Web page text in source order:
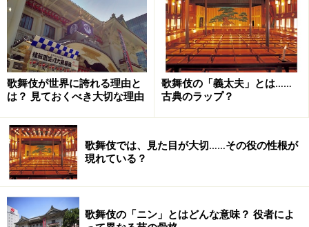
吉原に身を売って作ってくれたお金です。そして劇中で
は長兵衛さんはこのお金を約一年以内に（故・勘三郎さ
んの場合。菊五郎さんが演じる時は四ヶ月程度の設定）
返す約束をします。
「髪結新三」というお芝居でもお金の話題がたくさん出
歌舞伎が世界に誇れる理由と
は？ 見ておくべき大切な理由
歌舞伎の「義太夫」とは……
古典のラップ？
歌舞伎では、見た目が大切……その役の性根が
現れている？
歌舞伎の「ニン」とはどんな意味？ 役者によ